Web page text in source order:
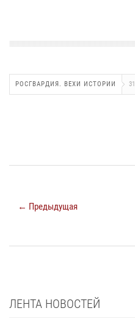
РОСГВАРДИЯ. ВЕХИ ИСТОРИИ 31
← Предыдущая
ЛЕНТА НОВОСТЕЙ